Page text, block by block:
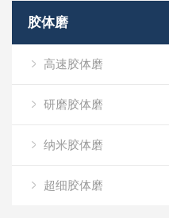
胶体磨
高速胶体磨
研磨胶体磨
纳米胶体磨
超细胶体磨